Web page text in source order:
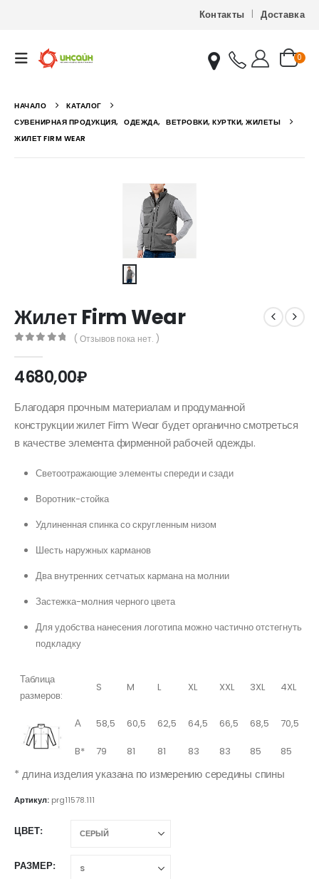
Контакты Доставка
0
НАЧАЛО
КАТАЛОГ
СУВЕНИРНАЯ ПРОДУКЦИЯ, ОДЕЖДА, ВЕТРОВКИ, КУРТКИ, ЖИЛЕТЫ
ЖИЛЕТ FIRM WEAR
Жилет Firm Wear
( Отзывов пока нет. )
4680,00₽
Благодаря прочным материалам и продуманной
конструкции жилет Firm Wear будет органично смотреться
в качестве элемента фирменной рабочей одежды.
Светоотражающие элементы спереди и сзади
Воротник-стойка
Удлиненная спинка со скругленным низом
Шесть наружных карманов
Два внутренних сетчатых кармана на молнии
Застежка-молния черного цвета
Для удобства нанесения логотипа можно частично отстегнуть
подкладку
Таблица
размеров:
S M L XL XXL 3XL 4XL
А 58,5 60,5 62,5 64,5 66,5 68,5 70,5
B* 79 81 81 83 83 85 85
* длина изделия указана по измерению середины спины
Артикул: prg11578.111
ЦВЕТ
РАЗМЕР